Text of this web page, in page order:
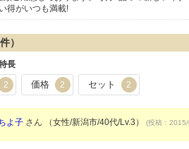
得がいつも満載!
件）
長
2 価格 2 セット 2
よ子 さん （女性/新潟市/40代/Lv.3） (投稿：